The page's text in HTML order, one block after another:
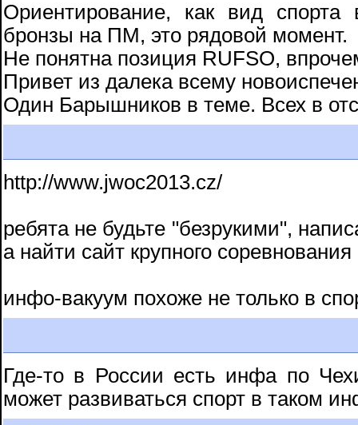
Ориентирование, как вид
бронзы на ПМ, это рядовой момент.
Не понятна позиция RUFSO,
Привет из далека всему
Один Барышников в теме. Всех в
http://www.jwoc2013.cz/
ребята не будьте "безрукими",
а найти сайт крупного
инфо-вакуум похоже не только в
Где-то в России есть инфа по
может развиваться спорт в таком